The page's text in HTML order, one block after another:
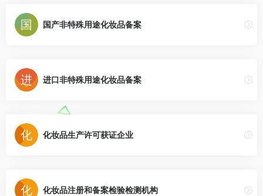
国产非特殊用途化妆品备案
进口非特殊用途化妆品备案
化妆品生产许可获证企业
化妆品注册和备案检验检测机构